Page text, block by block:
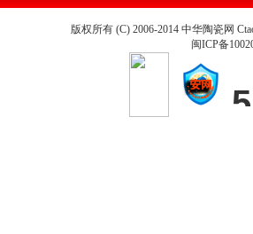
版权所有 (C) 2006-2014 中华陶瓷网
闽ICP备